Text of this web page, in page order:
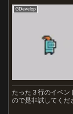
GDevelop
たった３行のイベン
ので是非試してくだ